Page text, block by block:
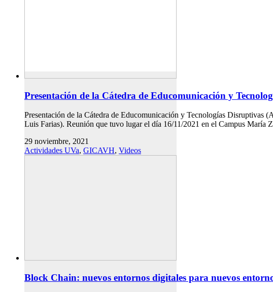
Presentación de la Cátedra de Educomunicación y
Presentación de la Cátedra de Educomunicación y Tecnologías
Luis Farias). Reunión que tuvo lugar el día 16/11/2021 en el Campus
29 noviembre, 2021
Actividades UVa, GICAVH, Videos
Block Chain: nuevos entornos digitales para nuevos